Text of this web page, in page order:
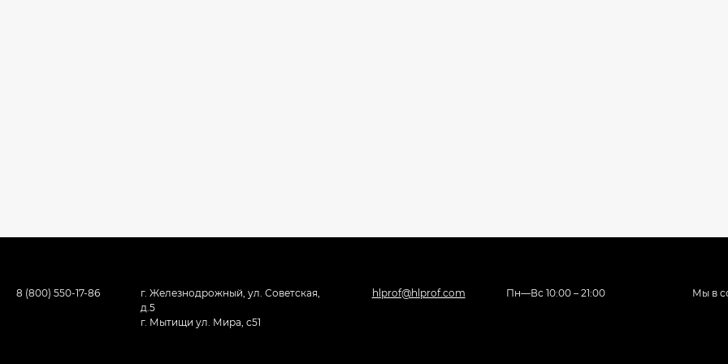
8 (800) 550-17-86
г. Железнодрожный, ул. Советская,
д.5
г. Мытищи ул. Мира, с51
hlprof@hlprof.com Пн—Вс 10:00 – 21:00 Мы в